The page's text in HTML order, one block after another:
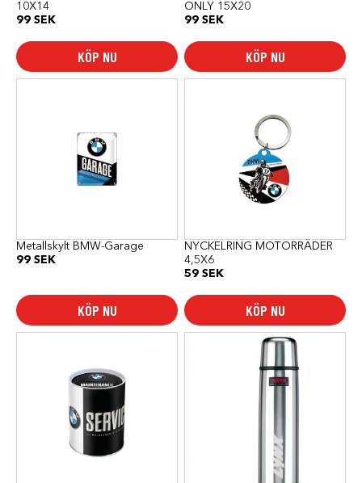
10X14
99 SEK
KÖP NU
ONLY 15X20
99 SEK
KÖP NU
Metallskylt BMW-Garage
99 SEK
KÖP NU
NYCKELRING MOTORRÄDER
4,5X6
59 SEK
KÖP NU